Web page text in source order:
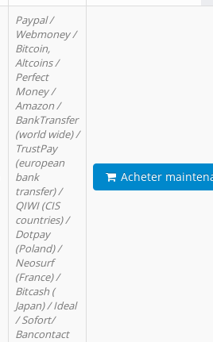
Paypal /
Webmoney /
Bitcoin,
Altcoins /
Perfect
Money /
Amazon /
BankTransfer
(world wide) /
TrustPay
(european
bank
transfer) /
QIWI (CIS
countries) /
Dotpay
(Poland) /
Neosurf
(France) /
Bitcash (
Japan) / Ideal
/ Sofort/
Bancontact
Acheter